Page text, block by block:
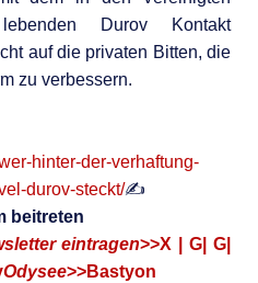
Durov Kontakt
auf die privaten Bitten, die
zu verbessern.
hinter-der-verhaftung-
durov-steckt/✍️
beitreten
eintragen>>X | G | G
Odysee>>Bastyon